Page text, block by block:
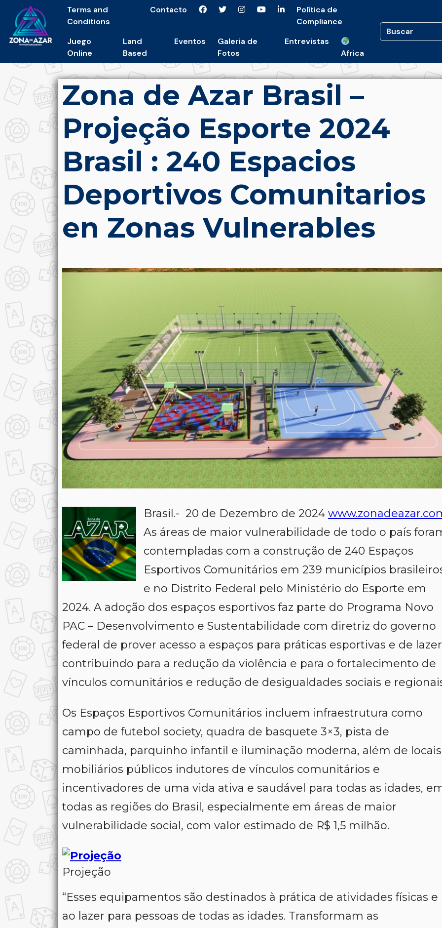
Terms and
Conditions
Contacto
Política de
Compliance
Juego
Online
Land
Based
Eventos
Galeria de
Fotos
Entrevistas
Africa
Zona de Azar Brasil –
Projeção Esporte 2024
Brasil : 240 Espacios
Deportivos Comunitarios
en Zonas Vulnerables
Brasil.- 20 de Dezembro de 2024
As áreas de maior vulnerabilidade de todo o país
contempladas com a construção de 240 Espaços
Esportivos Comunitários em 239 municípios
e no Distrito Federal pelo Ministério do Esporte em
2024. A adoção dos espaços esportivos faz parte do Programa Novo
PAC – Desenvolvimento e Sustentabilidade com diretriz do governo
federal de prover acesso a espaços para práticas esportivas e de
contribuindo para a redução da violência e para o fortalecimento de
vínculos comunitários e redução de desigualdades sociais e
Os Espaços Esportivos Comunitários incluem infraestrutura como
campo de futebol society, quadra de basquete 3×3, pista de
caminhada, parquinho infantil e iluminação moderna, além de
mobiliários públicos indutores de vínculos comunitários e
incentivadores de uma vida ativa e saudável para todas as idades,
todas as regiões do Brasil, especialmente em áreas de maior
vulnerabilidade social, com valor estimado de R$ 1,5 milhão.
Projeção
“Esses equipamentos são destinados à prática de atividades físicas e
ao lazer para pessoas de todas as idades. Transformam as